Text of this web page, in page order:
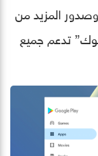
المزيد من
تدعم جميع